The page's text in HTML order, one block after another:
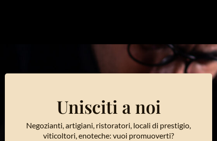
Unisciti a noi
Negozianti, artigiani, ristoratori, locali di prestigio,
viticoltori, enoteche: vuoi promuoverti?